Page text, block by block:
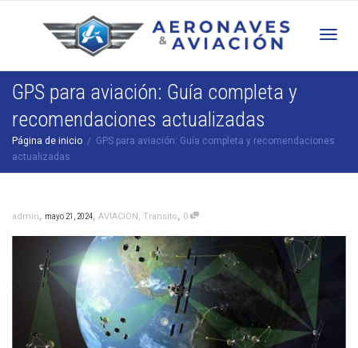
GPS para aviación: Guía completa y
recomendaciones actualizadas
Página de inicio
GPS para aviación: Guía completa y recomendaciones
actualizadas
admin, mayo 21, 2024, AVIACION, Transito, 0